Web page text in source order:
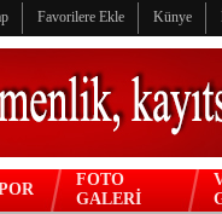
Favorilere Ekle Künye
FOTO
GALERİ